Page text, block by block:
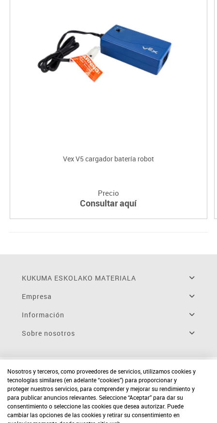
Vex V5 cargador batería robot
Precio
Consultar aquí
KUKUMA ESKOLAKO MATERIALA
Empresa
Información
Sobre nosotros
Nosotros y terceros, como proveedores de servicios, utilizamos cookies y
tecnologías similares (en adelante “cookies”) para proporcionar y
proteger nuestros servicios, para comprender y mejorar su rendimiento y
para publicar anuncios relevantes. Seleccione “Aceptar” para dar su
consentimiento o seleccione las cookies que desea autorizar. Puede
cambiar las opciones de las cookies y retirar su consentimiento en